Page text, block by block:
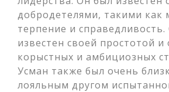
добродетелями, такими как
терпение и
известен своей простотой и
корыстных и амбициозных
Усман также был очень
лояльным другом